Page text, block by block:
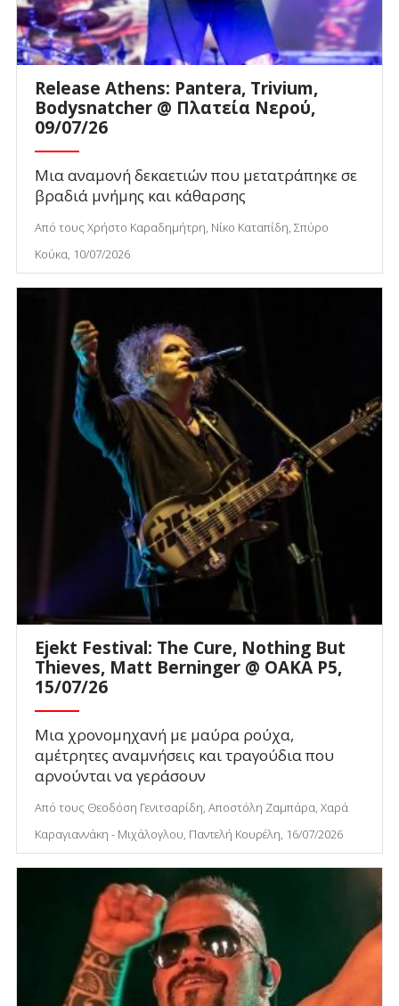
Release Athens: Pantera, Trivium,
Bodysnatcher @ Πλατεία Νερού,
09/07/26
Μια αναμονή δεκαετιών που μετατράπηκε σε
βραδιά μνήμης και κάθαρσης
Από τους Χρήστο Καραδημήτρη, Νίκο Καταπίδη, Σπύρο
Κούκα, 10/07/2026
Ejekt Festival: The Cure, Nothing But
Thieves, Matt Berninger @ ΟΑΚΑ P5,
15/07/26
Μια χρονομηχανή με μαύρα ρούχα,
αμέτρητες αναμνήσεις και τραγούδια που
αρνούνται να γεράσουν
Από τους Θεοδόση Γενιτσαρίδη, Αποστόλη Ζαμπάρα, Χαρά
Καραγιαννάκη - Μιχάλογλου, Παντελή Κουρέλη, 16/07/2026